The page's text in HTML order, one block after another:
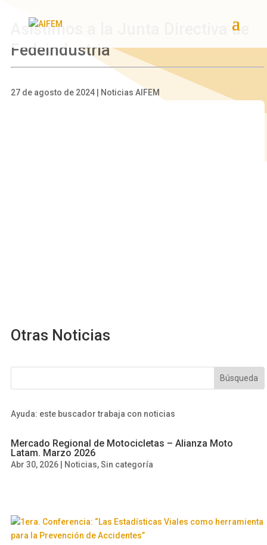
Asistimos a la Junta Directiva de
Fedeindustria
27 de agosto de 2024 | Noticias AIFEM
Otras Noticias
Ayuda: este buscador trabaja con noticias
Mercado Regional de Motocicletas – Alianza Moto
Latam. Marzo 2026
Abr 30, 2026 Noticias,Sin categoría